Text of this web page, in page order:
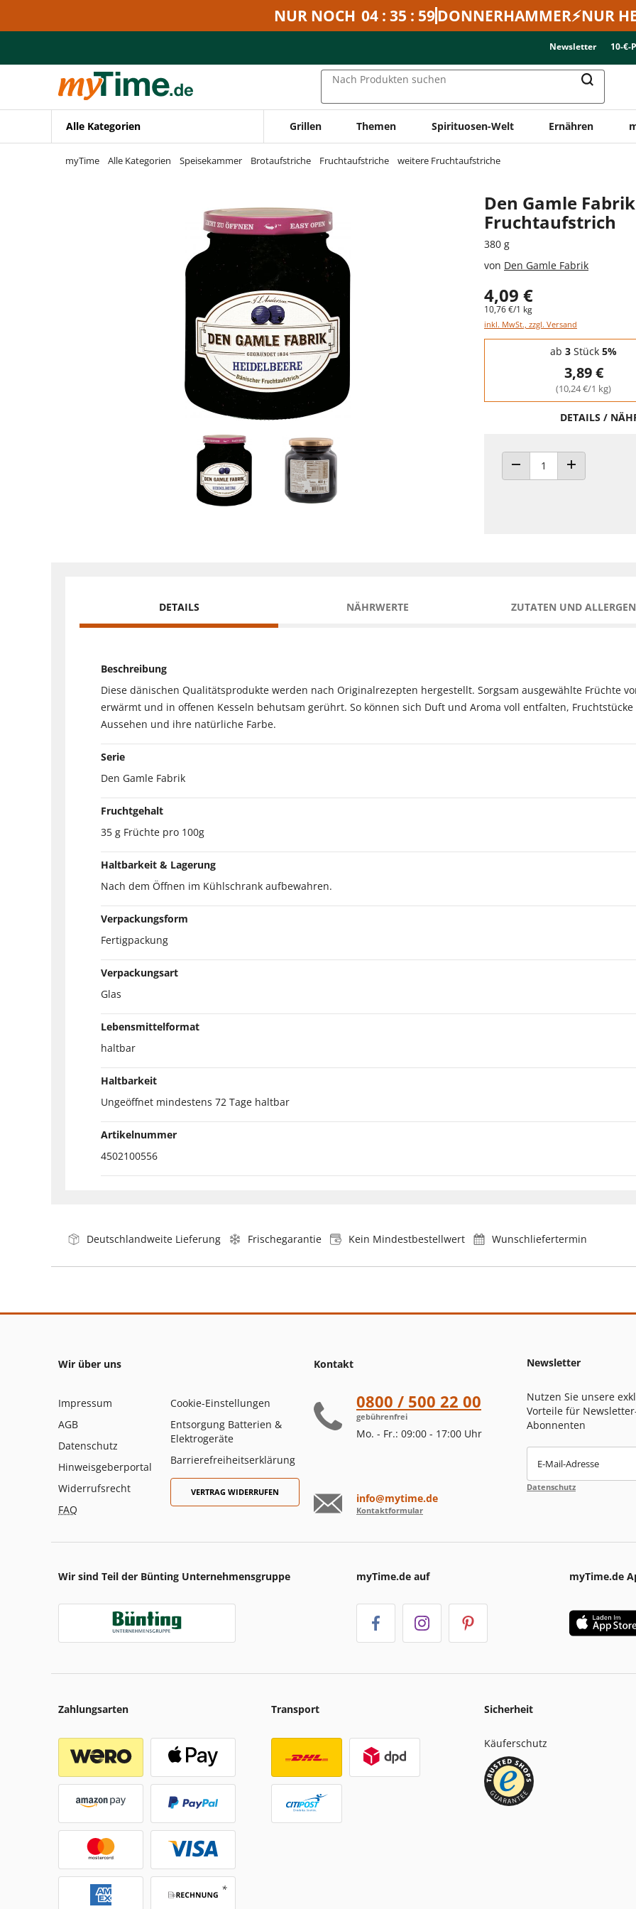
Zur Navigation springen
NUR NOCH 04 : 35 : 59DONNERHAMMER⚡NUR
Newsletter 10-€-
Nach Produkten suchen
Alle Kategorien Grillen Themen Spirituosen-Welt Ernähren
myTime Alle Kategorien Speisekammer Brotaufstriche Fruchtaufstriche weitere Fruchtaufstriche
Den Gamle
Fruchtaufstrich
380 g
von Den Gamle Fabrik
4,09 €
10,76 €/1 kg
inkl. MwSt., zzgl. Versand
Staffelpreise - Mengenrabatt
ab 3 Stück 5%
3,89 €
(10,24 €/1 kg)
DETAILS /
ANZAHL VERRINGERN
ANZAHL
DETAILS NÄHRWERTE ZUTATEN UND
Beschreibung
Diese dänischen Qualitätsprodukte werden nach Originalrezepten hergestellt. Sorgsam ausgewählte Früchte
erwärmt und in offenen Kesseln behutsam gerührt. So können sich Duft und Aroma voll entfalten,
Aussehen und ihre natürliche Farbe.
Serie
Den Gamle Fabrik
Fruchtgehalt
35 g Früchte pro 100g
Haltbarkeit & Lagerung
Nach dem Öffnen im Kühlschrank aufbewahren.
Verpackungsform
Fertigpackung
Verpackungsart
Glas
Lebensmittelformat
haltbar
Haltbarkeit
Ungeöffnet mindestens 72 Tage haltbar
Artikelnummer
4502100556
Deutschlandweite Lieferung Frischegarantie Kein Mindestbestellwert Wunschliefertermin
Wir über uns
Impressum
AGB
Datenschutz
Hinweisgeberportal
Widerrufsrecht
FAQ
Cookie-Einstellungen
Entsorgung Batterien &
Elektrogeräte
Barrierefreiheitserklärung
VERTRAG WIDERRUFEN
Kontakt
0800 / 500 22 00
gebührenfrei
Mo. - Fr.: 09:00 - 17:00 Uhr
info@mytime.de
Kontaktformular
Newsletter
Nutzen Sie unsere
Vorteile für
Abonnenten
E-Mail-Adresse
Datenschutz
Wir sind Teil der Bünting Unternehmensgruppe myTime.de auf myTime.de
Zahlungsarten Transport Sicherheit
Käuferschutz